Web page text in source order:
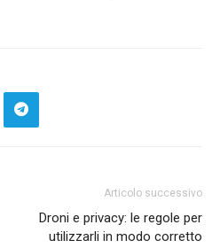
Articolo successivo
Droni e privacy: le regole per
utilizzarli in modo corretto